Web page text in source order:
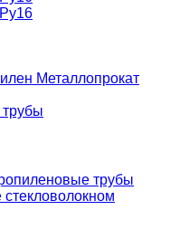
Металлопрокат
трубы